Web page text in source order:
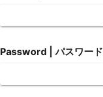
Password | パスワード